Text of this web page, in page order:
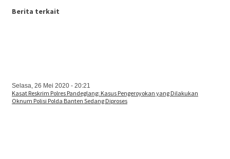
Berita terkait
Selasa, 26 Mei 2020 - 20:21
Kasat Reskrim Polres Pandeglang: Kasus Pengeroyokan yang Dilakukan
Oknum Polisi Polda Banten Sedang Diproses